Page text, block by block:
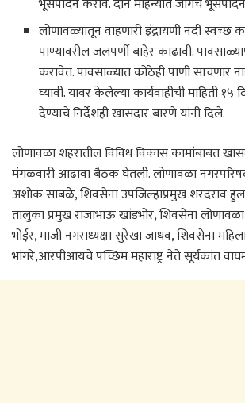
भूसंपादन करावे. दोन महिन्यात जागेचे
लोणावळ्यातून वाहणारी इंद्रायणी नदी स्वच्छ
पाण्यावरील जलपर्णी बाहेर काढावी.
करावेत. पावसाळ्यात कोठेही पाणी साचणार
घ्यावी. यावर केलेल्या कार्यवाहीची माहिती
देण्याचे निर्देशही खासदार बारणे यांनी दिले.
लोणावळा शहरातील विविध विकास कामांबाबत
मंगळवारी आढावा बैठक घेतली. लोणावळा
अशोक साबळे, शिवसेना उपजिल्हाप्रमुख शरदराव
तालुका प्रमुख राजाभाऊ खांडभोर, शिवसेना
भोईर, माजी नगराध्यक्षा सुरेखा जाधव, शिवसेना
भांगरे,आरपीआयचे पच्छिम महाराष्ट्र नेते सूर्यकांत